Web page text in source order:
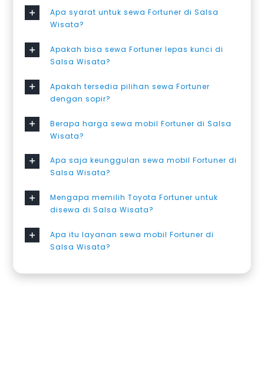
Apa syarat untuk sewa Fortuner di Salsa
Wisata?
Apakah bisa sewa Fortuner lepas kunci di
Salsa Wisata?
Apakah tersedia pilihan sewa Fortuner
dengan sopir?
Berapa harga sewa mobil Fortuner di Salsa
Wisata?
Apa saja keunggulan sewa mobil Fortuner di
Salsa Wisata?
Mengapa memilih Toyota Fortuner untuk
disewa di Salsa Wisata?
Apa itu layanan sewa mobil Fortuner di
Salsa Wisata?